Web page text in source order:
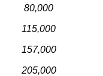
80,000
115,000
157,000
205,000